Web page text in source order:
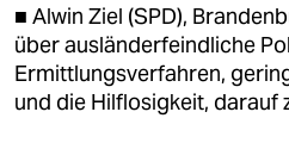
öko
gesellschaft
■ Alwin Ziel (SPD),
über ausländerfeindliche
Ermittlungsverfahren,
und die Hilflosigkeit, darauf